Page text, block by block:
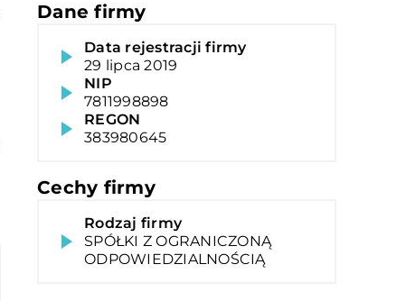
Dane firmy
Data rejestracji firmy
29 lipca 2019
NIP
7811998898
REGON
383980645
Cechy firmy
Rodzaj firmy
SPÓŁKI Z OGRANICZONĄ
ODPOWIEDZIALNOŚCIĄ